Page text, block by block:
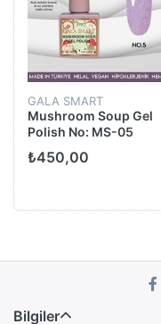
GALA SMART
Mushroom Soup Gel
Polish No: MS-05
₺450,00
Bilgiler